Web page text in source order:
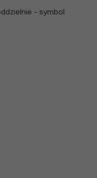
- symbol